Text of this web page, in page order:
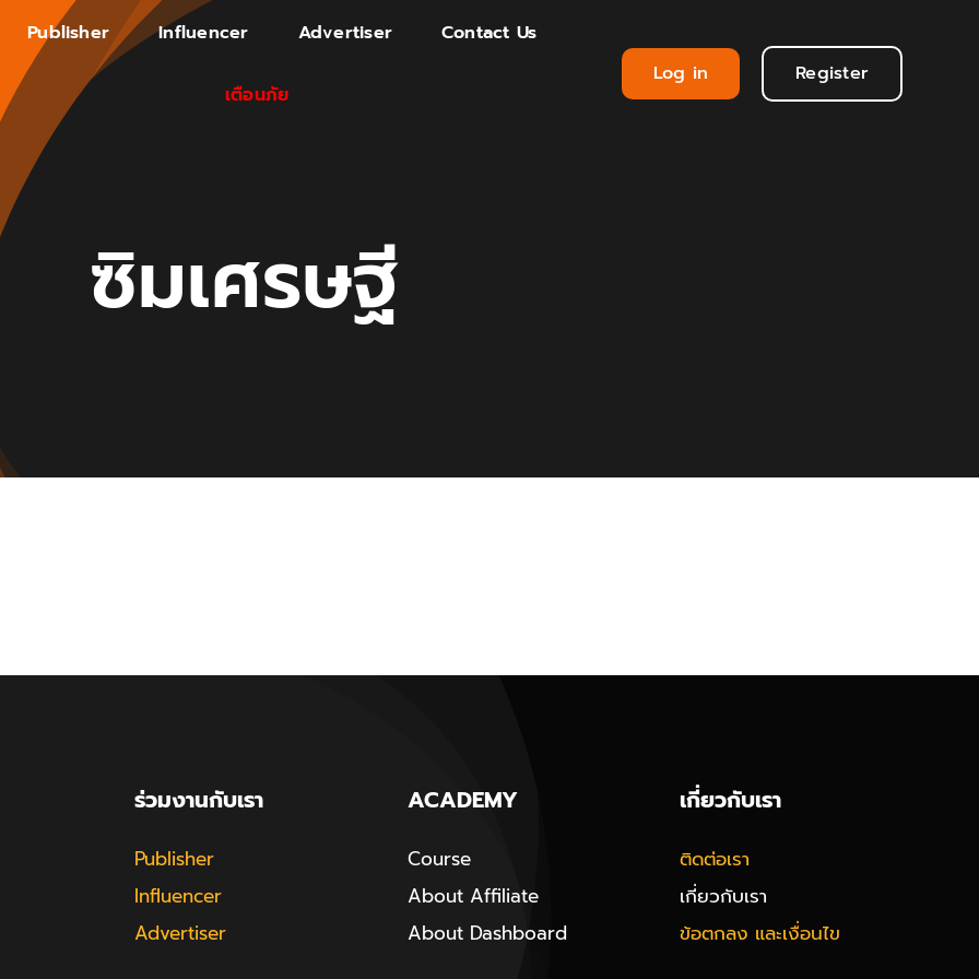
Publisher Influencer Advertiser Contact Us
เตือนภัย
Log in Register
ซิมเศรษฐี
ร่วมงานกับเรา
Publisher
Influencer
Advertiser
ACADEMY
Course
About Affiliate
About Dashboard
เกี่ยวกับเรา
ติดต่อเรา
เกี่ยวกับเรา
ข้อตกลง และเงื่อนไข